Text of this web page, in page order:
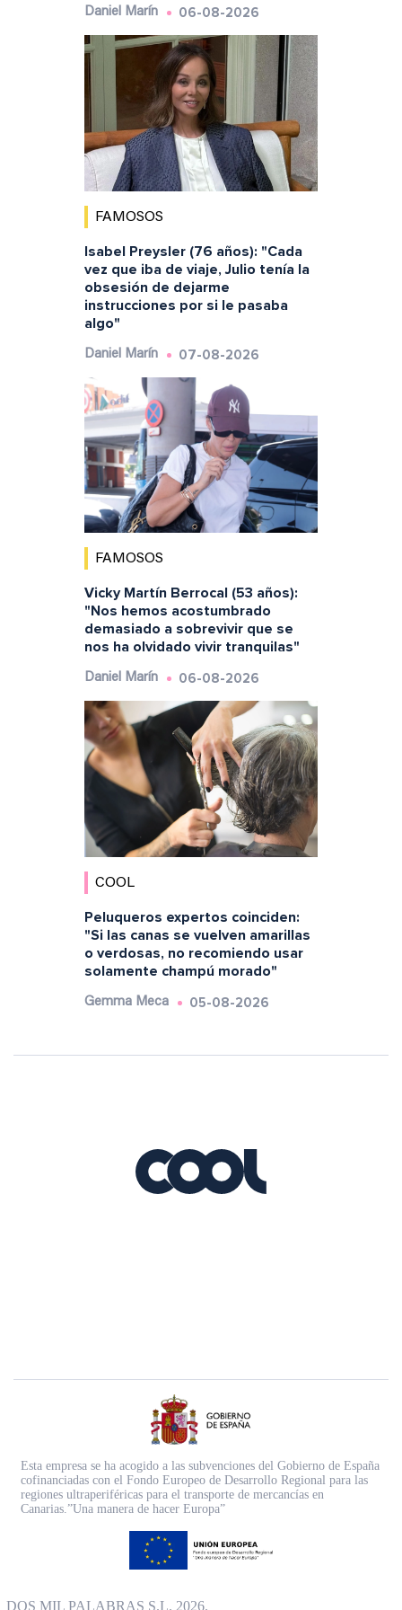
Daniel Marín 06-08-2026
FAMOSOS
Isabel Preysler (76 años): "Cada
vez que iba de viaje, Julio tenía la
obsesión de dejarme
instrucciones por si le pasaba
algo"
Daniel Marín 07-08-2026
FAMOSOS
Vicky Martín Berrocal (53 años):
"Nos hemos acostumbrado
demasiado a sobrevivir que se
nos ha olvidado vivir tranquilas"
Daniel Marín 06-08-2026
COOL
Peluqueros expertos coinciden:
"Si las canas se vuelven amarillas
o verdosas, no recomiendo usar
solamente champú morado"
Gemma Meca 05-08-2026
Esta empresa se ha acogido a las subvenciones del Gobierno de España
cofinanciadas con el Fondo Europeo de Desarrollo Regional para las
regiones ultraperiféricas para el transporte de mercancías en
Canarias.”Una manera de hacer Europa”
DOS MIL PALABRAS S.L. 2026.